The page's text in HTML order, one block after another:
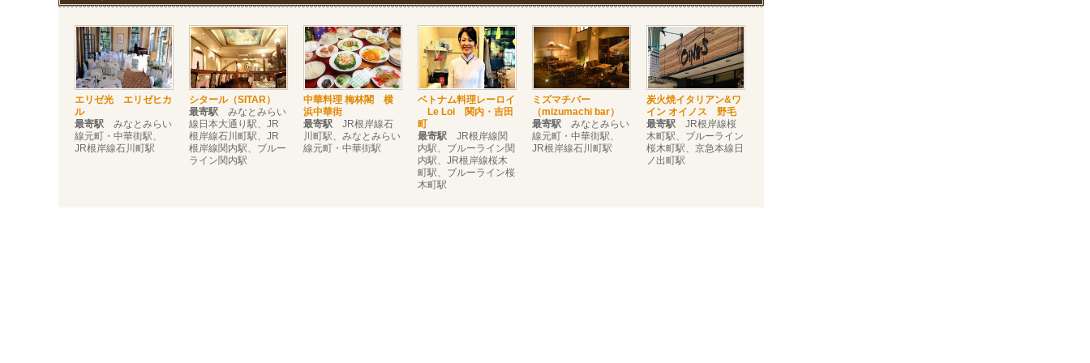
エリゼ光 エリゼヒカ
ル
最寄駅 みなとみらい
線元町・中華街駅、
JR根岸線石川町駅
シタール（SITAR）
最寄駅 みなとみらい
線日本大通り駅、JR
根岸線石川町駅、JR
根岸線関内駅、ブルー
ライン関内駅
中華料理 梅林閣 横
浜中華街
最寄駅 JR根岸線石
川町駅、みなとみらい
線元町・中華街駅
ベトナム料理レーロイ
Le Loi 関内・吉田
町
最寄駅 JR根岸線関
内駅、ブルーライン関
内駅、JR根岸線桜木
町駅、ブルーライン桜
木町駅
ミズマチバー
（mizumachi bar）
最寄駅 みなとみらい
線元町・中華街駅、
JR根岸線石川町駅
炭火焼イタリアン&ワ
イン オイノス 野毛
最寄駅 JR根岸線桜
木町駅、ブルーライン
桜木町駅、京急本線日
ノ出町駅